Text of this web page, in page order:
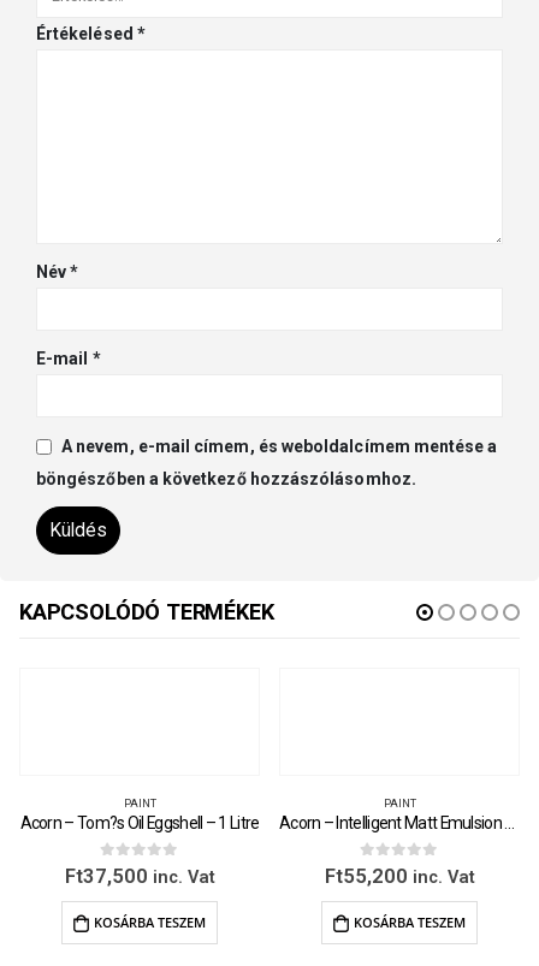
Értékelésed *
Név*
E-mail *
A nevem, e-mail címem, és weboldalcímem mentése a
böngészőben a következő hozzászólásomhoz.
KAPCSOLÓDÓ TERMÉKEK
PAINT
Acorn – Tom?s Oil Eggshell – 1 Litre
0 out of 5
Ft37,500 inc. Vat
KOSÁRBA TESZEM
PAINT
Acorn – Intelligent Matt Emulsion – 2.5 Litre
0 out of 5
Ft55,200 inc. Vat
KOSÁRBA TESZEM